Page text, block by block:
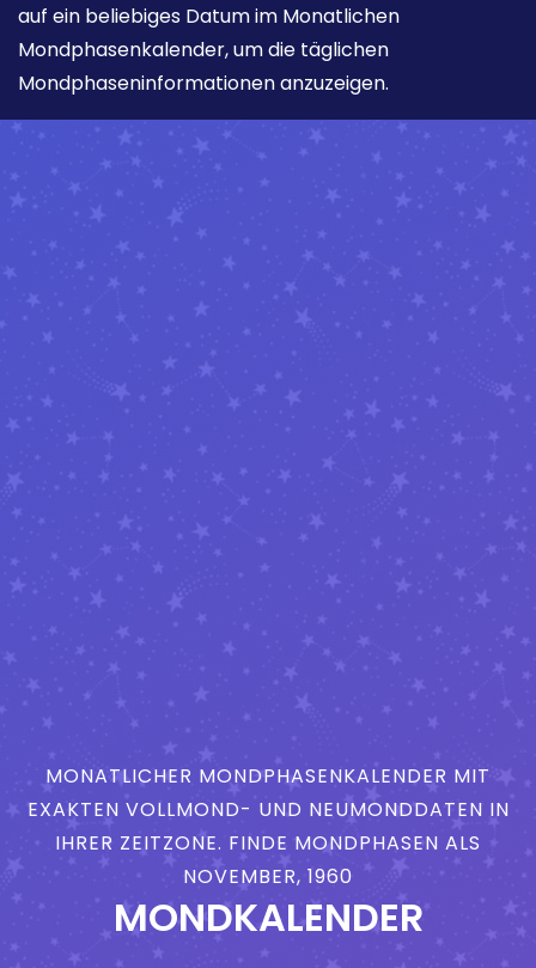
auf ein beliebiges Datum im Monatlichen
Mondphasenkalender, um die täglichen
Mondphaseninformationen anzuzeigen.
MONATLICHER MONDPHASENKALENDER MIT
EXAKTEN VOLLMOND- UND NEUMONDDATEN IN
IHRER ZEITZONE. FINDE MONDPHASEN ALS
NOVEMBER, 1960
MONDKALENDER